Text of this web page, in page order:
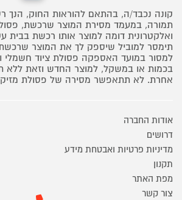
קונה נכבד/ה, בהתאם להוראות החוק, הנך
תמורה, במעמד מסירת המוצר שרכשת,
ואלקטרונית דומה למוצר אותו רכשת בבית
תימסר למוביל שיספק לך את המוצר
למסור במועד האספקה פסולת ציוד חשמלי
בכמות או במשקל, למוצר החדש וזאת ללא
אחרת. לא תתאפשר מסירה של פסולת
אודות החברה
דרושים
מדיניות פרטיות ואבטחת מידע
תקנון
מפת האתר
צור קשר